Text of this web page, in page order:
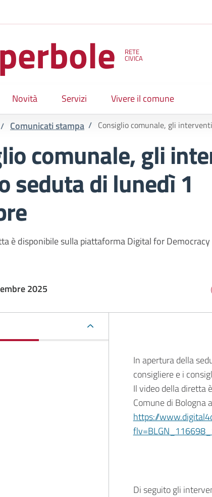
RETE
CIVICA
Novità Servizi Vivere il comune
/ Comunicati stampa / Consiglio comunale, gli
comunale, gli
seduta di lunedì 1
è disponibile sulla piattaforma Digital for
2025
In apertura della
consigliere e i
Il video della diretta
Comune di Bologna
https://
Di seguito gli